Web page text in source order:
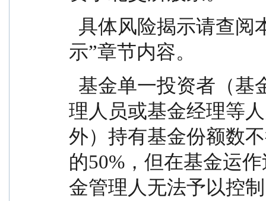
示”章节内容。
理人员或基金经理等
外）持有基金份额数
的50%，但在基金运
金管理人无法予以控